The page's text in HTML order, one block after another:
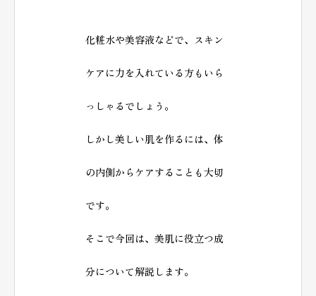
化粧水や美容液などで、スキン
ケアに力を入れている方もいら
っしゃるでしょう。
しかし美しい肌を作るには、体
の内側からケアすることも大切
です。
そこで今回は、美肌に役立つ成
分について解説します。